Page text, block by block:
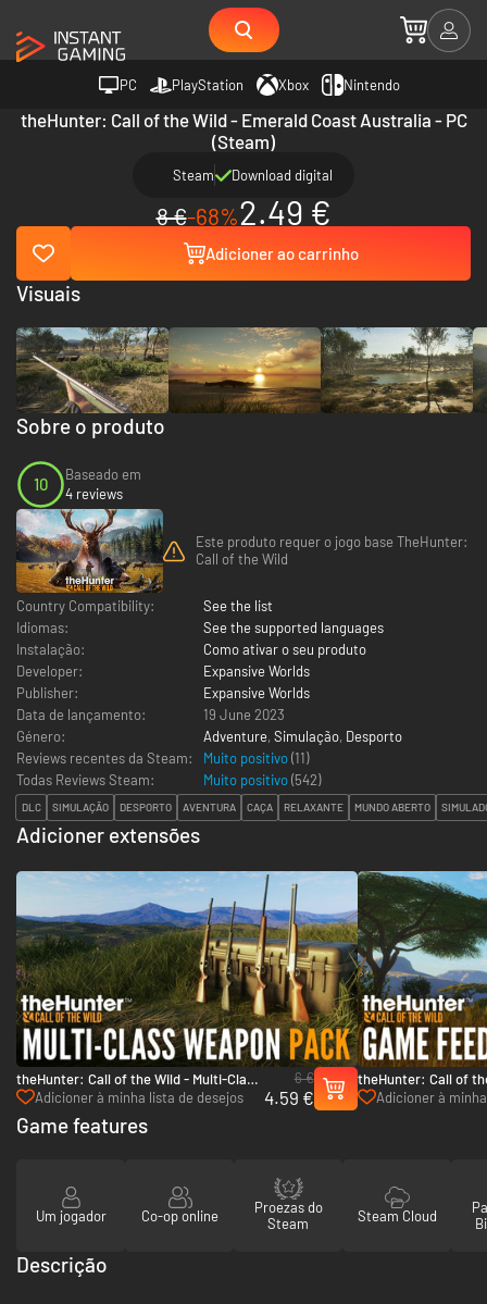
PC PlayStation Xbox Nintendo
theHunter: Call of the Wild - Emerald Coast Australia - PC
(Steam)
Steam Download digital
8 €-68%2.49 €
Adicioner ao carrinho
Sobre o produto
10
Baseado em
4 reviews
Este produto requer o jogo base TheHunter:
Call of the Wild
Country Compatibility:
See the list
Idiomas:
See the supported languages
Instalação:
Como ativar o seu produto
Developer:
Expansive Worlds
Publisher:
Expansive Worlds
Data de lançamento:
19 June 2023
Género:
Adventure, Simulação, Desporto
Reviews recentes da Steam:
Muito positivo(11)
Todas Reviews Steam:
Muito positivo(542)
DLC SIMULAÇÃO DESPORTO AVENTURA CAÇA RELAXANTE MUNDO ABERTO
Adicioner extensões
theHunter: Call of the Wild - Multi-Class
Weapon Pack - PC (Steam)
Adicioner à minha lista de desejos
6 €
4.59 €
theHunter: Call of
Feeder Pack 2 - PC
Adicioner à
Visuais
Game features
Um jogador Co-op online
Proezas do
Steam
Steam Cloud
Descrição